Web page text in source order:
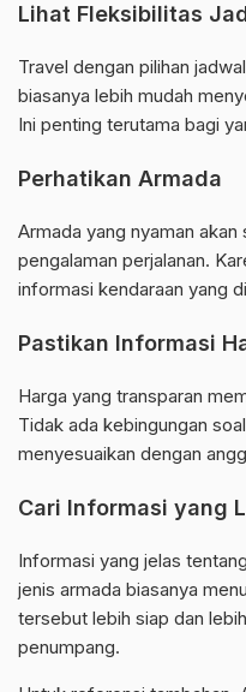
Lihat Fleksibilitas
Travel dengan pilihan
biasanya lebih mudah
Ini penting terutama bagi
Perhatikan Armada
Armada yang nyaman
pengalaman perjalanan.
informasi kendaraan yang
Pastikan Informasi
Harga yang transparan
Tidak ada kebingungan
menyesuaikan dengan
Cari Informasi yang
Informasi yang jelas
jenis armada biasanya
tersebut lebih siap dan
penumpang.